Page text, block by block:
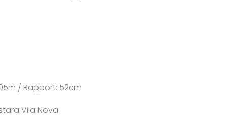
/ Rapport: 52cm
Vila Nova